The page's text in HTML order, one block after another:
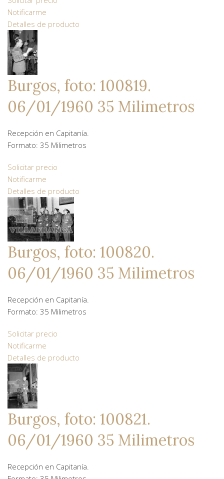
Notificarme
Detalles de producto
Burgos, foto: 100819.
06/01/1960 35 Milimetros
Recepción en Capitanía.
Formato: 35 Milimetros
Solicitar precio
Notificarme
Detalles de producto
Burgos, foto: 100820.
06/01/1960 35 Milimetros
Recepción en Capitanía.
Formato: 35 Milimetros
Solicitar precio
Notificarme
Detalles de producto
Burgos, foto: 100821.
06/01/1960 35 Milimetros
Recepción en Capitanía.